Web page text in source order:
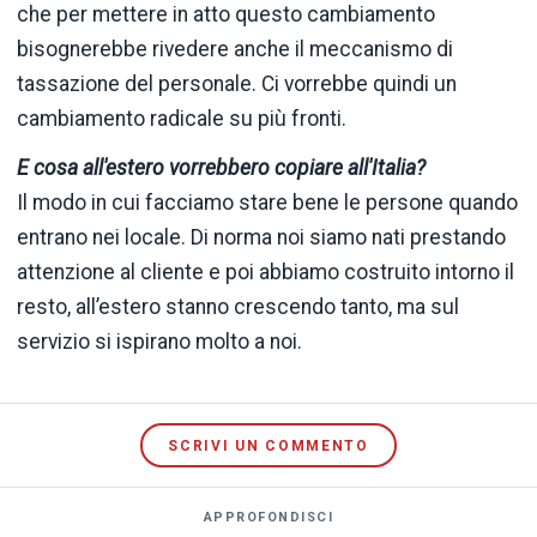
che per mettere in atto questo cambiamento
bisognerebbe rivedere anche il meccanismo di
tassazione del personale. Ci vorrebbe quindi un
cambiamento radicale su più fronti.
E cosa all'estero vorrebbero copiare all'Italia?
Il modo in cui facciamo stare bene le persone quando
entrano nei locale. Di norma noi siamo nati prestando
attenzione al cliente e poi abbiamo costruito intorno il
resto, all’estero stanno crescendo tanto, ma sul
servizio si ispirano molto a noi.
SCRIVI UN COMMENTO
APPROFONDISCI